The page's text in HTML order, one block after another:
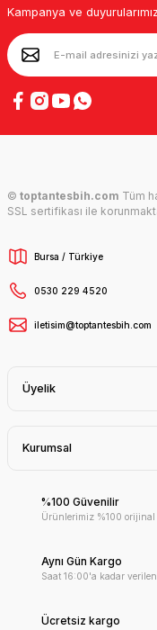
Kampanya ve
© toptantesbih.com Tüm
SSL sertifikası ile
Bursa / Türkiye
0530 229 4520
iletisim@toptantesbih.com
Üyelik
Kurumsal
%100 Güvenilir
Ürünlerimiz %100 orijinal
Aynı Gün Kargo
Saat 16:00'a kadar
Ücretsiz kargo